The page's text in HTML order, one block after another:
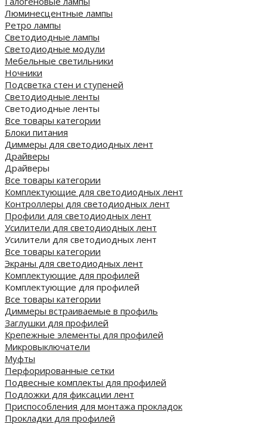
Люминесцентные лампы
Ретро лампы
Светодиодные лампы
Светодиодные модули
Мебельные светильники
Ночники
Подсветка стен и ступеней
Светодиодные ленты
Светодиодные ленты
Все товары категории
Блоки питания
Диммеры для светодиодных лент
Драйверы
Драйверы
Все товары категории
Комплектующие для светодиодных лент
Контроллеры для светодиодных лент
Профили для светодиодных лент
Усилители для светодиодных лент
Усилители для светодиодных лент
Все товары категории
Экраны для светодиодных лент
Комплектующие для профилей
Комплектующие для профилей
Все товары категории
Диммеры встраиваемые в профиль
Заглушки для профилей
Крепежные элементы для профилей
Микровыключатели
Муфты
Перфорированные сетки
Подвесные комплекты для профилей
Подложки для фиксации лент
Приспособления для монтажа прокладок
Прокладки для профилей